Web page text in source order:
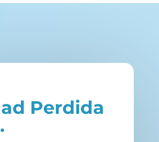
Perdida